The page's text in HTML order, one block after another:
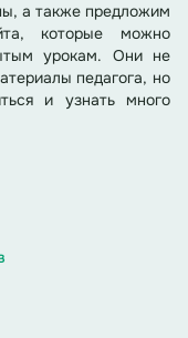
а также предложим
которые можно
урокам. Они не
педагога, но
и узнать много